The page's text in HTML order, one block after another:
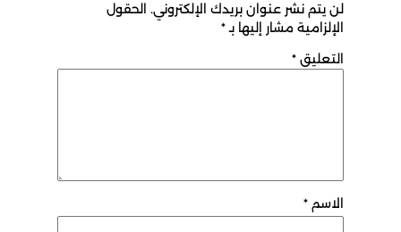
لن يتم نشر عنوان بريدك الإلكتروني. الحقول
الإلزامية مشار إليها بـ*
التعليق *
الاسم *